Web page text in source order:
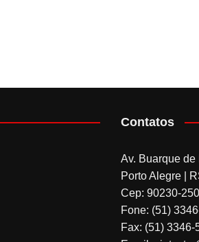
Contatos
Av. Buarque
Porto Alegre |
Cep: 90230-250
Fone: (51)
Fax: (51) 3346-